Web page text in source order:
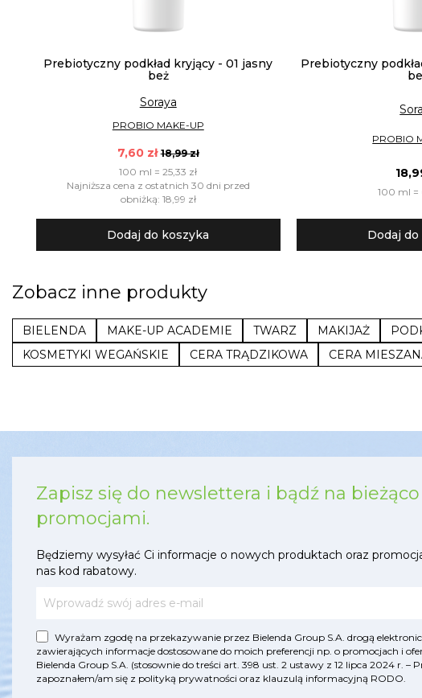
Prebiotyczny podkład kryjący - 01 jasny
beż
Soraya
PROBIO MAKE-UP
7,60 zł 18,99 zł
100 ml = 25,33 zł
Najniższa cena z ostatnich 30 dni przed
obniżką: 18,99 zł
Dodaj do koszyka
Prebiotyczny
PROBIO
100 ml =
Dodaj
Zobacz inne produkty
BIELENDA MAKE-UP ACADEMIE TWARZ MAKIJAŻ
KOSMETYKI WEGAŃSKIE
CERA TRĄDZIKOWA CERA
Zapisz się do newslettera i bądź na
promocjami.
Będziemy wysyłać Ci informacje o nowych produktach oraz
nas kod rabatowy.
Wyrażam zgodę na przekazywanie przez Bielenda Group S.A. drogą
zawierających informacje dostosowane do moich preferencji np. o promocjach i
Bielenda Group S.A. (stosownie do treści art. 398 ust. 2 ustawy z 12 lipca 2024 r.
zapoznałem/am się z polityką prywatności oraz klauzulą informacyjną RODO.